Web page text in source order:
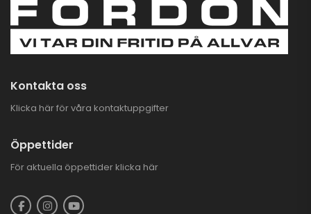
EPS 4X4
93.900,00kr–
97.900,00kr
1000 PRO
HIGHLAND | T3B
146.900,00kr
3.000 krPLOGKAMPANJ
CFMOTO UTV
7.995,00
Kontakta oss
Klicka här för våra kontaktuppgifter
Öppettider
För aktuella öppettider klicka här